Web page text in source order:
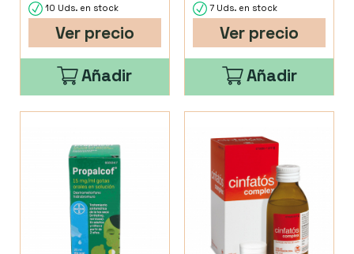
10 Uds. en stock
Ver precio
Añadir
7 Uds. en stock
Ver precio
Añadir